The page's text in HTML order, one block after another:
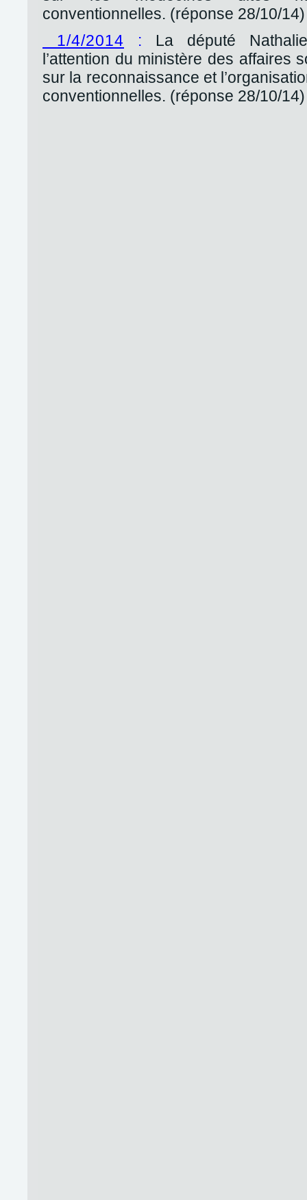
conventionnelles. (réponse 28/10/14)
1/4/2014 : La député
l’attention du ministère des affaires
sur la reconnaissance et
conventionnelles. (réponse 28/10/14)